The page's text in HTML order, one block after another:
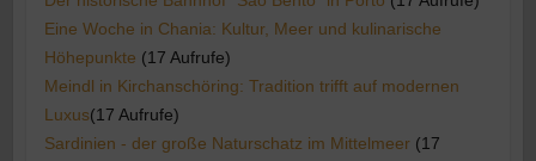
Eine Woche in Chania: Kultur, Meer und kulinarische
Höhepunkte (17 Aufrufe)
Meindl in Kirchanschöring: Tradition trifft auf modernen
Luxus​(17 Aufrufe)
Sardinien - der große Naturschatz im Mittelmeer (17